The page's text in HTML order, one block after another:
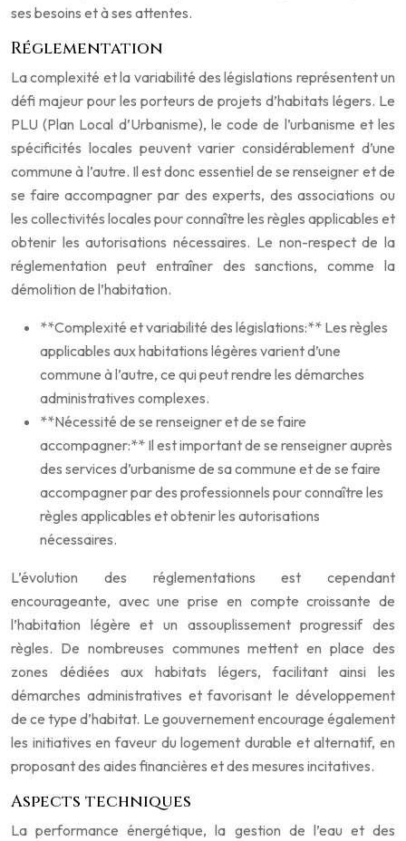
ses besoins et à ses attentes.
Réglementation
La complexité et la variabilité des législations représentent un
défi majeur pour les porteurs de projets d’habitats légers. Le
PLU (Plan Local d’Urbanisme), le code de l’urbanisme et les
spécificités locales peuvent varier considérablement d’une
commune à l’autre. Il est donc essentiel de se renseigner et de
se faire accompagner par des experts, des associations ou
les collectivités locales pour connaître les règles applicables et
obtenir les autorisations nécessaires. Le non-respect de la
réglementation peut entraîner des sanctions, comme la
démolition de l’habitation.
**Complexité et variabilité des législations:** Les règles
applicables aux habitations légères varient d’une
commune à l’autre, ce qui peut rendre les démarches
administratives complexes.
**Nécessité de se renseigner et de se faire
accompagner:** Il est important de se renseigner auprès
des services d’urbanisme de sa commune et de se faire
accompagner par des professionnels pour connaître les
règles applicables et obtenir les autorisations
nécessaires.
L’évolution des réglementations est cependant
encourageante, avec une prise en compte croissante de
l’habitation légère et un assouplissement progressif des
règles. De nombreuses communes mettent en place des
zones dédiées aux habitats légers, facilitant ainsi les
démarches administratives et favorisant le développement
de ce type d’habitat. Le gouvernement encourage également
les initiatives en faveur du logement durable et alternatif, en
proposant des aides financières et des mesures incitatives.
Aspects techniques
La performance énergétique, la gestion de l’eau et des